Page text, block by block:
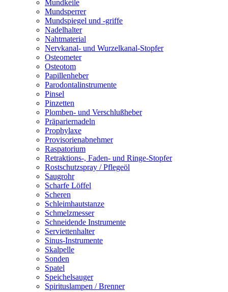
Mundkeile
Mundsperrer
Mundspiegel und -griffe
Nadelhalter
Nahtmaterial
Nervkanal- und Wurzelkanal-Stopfer
Osteometer
Osteotom
Papillenheber
Parodontalinstrumente
Pinsel
Pinzetten
Plomben- und Verschlußheber
Präpariernadeln
Prophylaxe
Provisorienabnehmer
Raspatorium
Retraktions-, Faden- und Ringe-Stopfer
Rostschutzspray / Pflegeöl
Saugrohr
Scharfe Löffel
Scheren
Schleimhautstanze
Schmelzmesser
Schneidende Instrumente
Serviettenhalter
Sinus-Instrumente
Skalpelle
Sonden
Spatel
Speichelsauger
Spirituslampen / Brenner